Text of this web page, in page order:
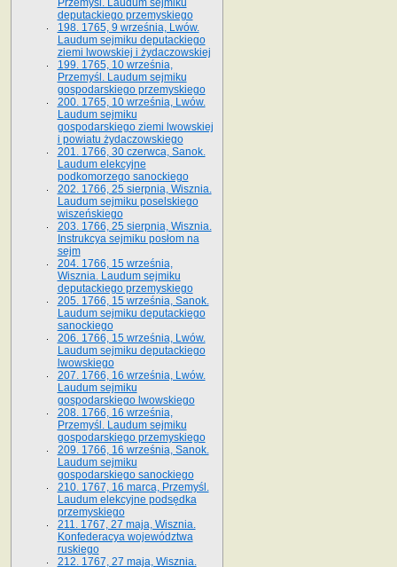
Przemyśl. Laudum sejmiku
deputackiego przemyskiego
198. 1765, 9 września, Lwów.
Laudum sejmiku deputackiego
ziemi lwowskiej i żydaczowskiej
199. 1765, 10 września,
Przemyśl. Laudum sejmiku
gospodarskiego przemyskiego
200. 1765, 10 września, Lwów.
Laudum sejmiku
gospodarskiego ziemi lwowskiej
i powiatu żydaczowskiego
201. 1766, 30 czerwca, Sanok.
Laudum elekcyjne
podkomorzego sanockiego
202. 1766, 25 sierpnia, Wisznia.
Laudum sejmiku poselskiego
wiszeńskiego
203. 1766, 25 sierpnia, Wisznia.
Instrukcya sejmiku posłom na
sejm
204. 1766, 15 września,
Wisznia. Laudum sejmiku
deputackiego przemyskiego
205. 1766, 15 września, Sanok.
Laudum sejmiku deputackiego
sanockiego
206. 1766, 15 września, Lwów.
Laudum sejmiku deputackiego
lwowskiego
207. 1766, 16 września, Lwów.
Laudum sejmiku
gospodarskiego lwowskiego
208. 1766, 16 września,
Przemyśl. Laudum sejmiku
gospodarskiego przemyskiego
209. 1766, 16 września, Sanok.
Laudum sejmiku
gospodarskiego sanockiego
210. 1767, 16 marca, Przemyśl.
Laudum elekcyjne podsędka
przemyskiego
211. 1767, 27 maja, Wisznia.
Konfederacya województwa
ruskiego
212. 1767, 27 maja, Wisznia.